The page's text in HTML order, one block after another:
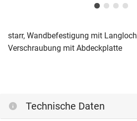
starr, Wandbefestigung mit
Verschraubung mit Abdeckplatte
Technische Daten